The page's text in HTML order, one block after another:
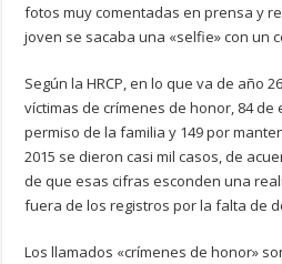
fotos muy comentadas en prensa y
joven se sacaba una «selfie» con un
Según la HRCP, en lo que va de año
víctimas de crímenes de honor, 84
permiso de la familia y 149 por
2015 se dieron casi mil casos, de
de que esas cifras esconden una
fuera de los registros por la falta de
Los llamados «crímenes de honor»